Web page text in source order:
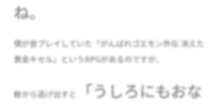
ね。
僕が昔プレイしていた「がんばれゴエモン外伝 消えた
黄金キセル」というRPGがあるのですが、
敵から逃げ出すと
「うしろにもおな